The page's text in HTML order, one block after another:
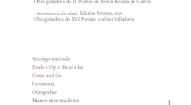
Obra gañadora do II Premio de Poesía Rosalía de Castro
- Intermitencia da cidade, Edicións Fervenza, 2021
Obra gañadora do XVI Premio Avelina Valladares
Seu sirgo torcendo
Étude 1 Op.2: Bicar a luz
Come and Go
Cerimonia
Ourografías
Museo-invernadoiro